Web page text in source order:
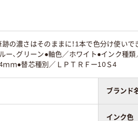
緑
黒・赤・青・緑（ブラッ
ク・レッド・ブルー・グ
リーン）
系 ホワイト系
跡の濃さはそのままに！1本で色分け使い
ルー、グリーン●軸色／ホワイト●インク
ｍ●替芯種別／ＬＰＴＲＦー10Ｓ4
ブランド
インク色